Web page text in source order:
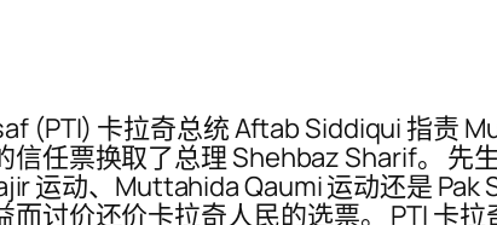
(PTI) 卡拉奇总统 Aftab Siddiqui 指责
信任票换取了总理 Shehbaz Sharif。 先
运动、Muttahida Qaumi 运动还是
讨价还价卡拉奇人民的选票。 PTI 卡